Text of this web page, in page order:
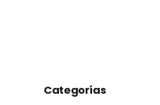
Categorías